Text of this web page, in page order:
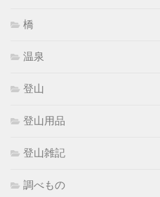
橋
温泉
登山
登山用品
登山雑記
調べもの